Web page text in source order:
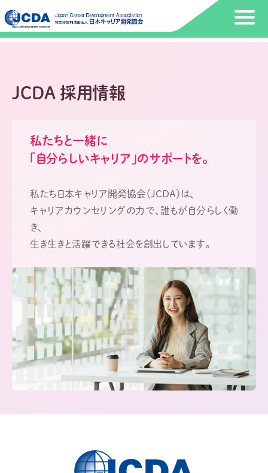
JCDA 採用情報
私たちと一緒に
「自分らしいキャリア」のサポートを。
私たち日本キャリア開発協会（JCDA）は、
キャリアカウンセリングの力で、誰もが自分らしく働
き、
生き生きと活躍できる社会を創出しています。